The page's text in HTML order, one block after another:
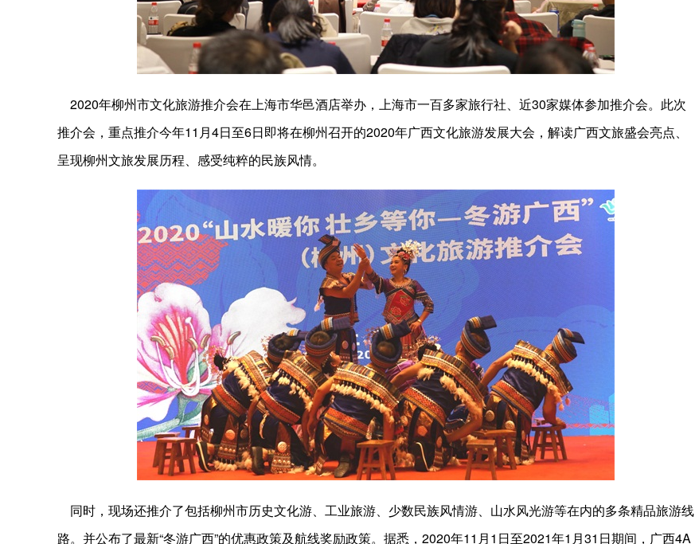
2020年柳州市文化旅游推介会在上海市华邑酒店举办，上海市一百多家旅行社、近30家媒体参加推介会。此次
推介会，重点推介今年11月4日至6日即将在柳州召开的2020年广西文化旅游发展大会，解读广西文旅盛会亮点、
呈现柳州文旅发展历程、感受纯粹的民族风情。
同时，现场还推介了包括柳州市历史文化游、工业旅游、少数民族风情游、山水风光游等在内的多条精品旅游线
路。并公布了最新“冬游广西”的优惠政策及航线奖励政策。据悉，2020年11月1日至2021年1月31日期间，广西4A
美白针的副作用是什么